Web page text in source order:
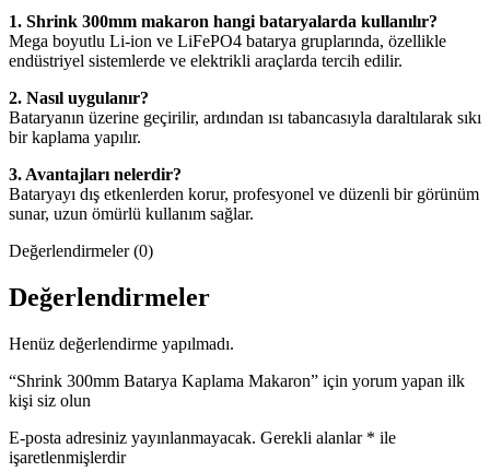
1. Shrink 300mm makaron hangi bataryalarda kullanılır?
Mega boyutlu Li-ion ve LiFePO4 batarya gruplarında, özellikle
endüstriyel sistemlerde ve elektrikli araçlarda tercih edilir.
2. Nasıl uygulanır?
Bataryanın üzerine geçirilir, ardından ısı tabancasıyla daraltılarak sıkı
bir kaplama yapılır.
3. Avantajları nelerdir?
Bataryayı dış etkenlerden korur, profesyonel ve düzenli bir görünüm
sunar, uzun ömürlü kullanım sağlar.
Değerlendirmeler (0)
Değerlendirmeler
Henüz değerlendirme yapılmadı.
“Shrink 300mm Batarya Kaplama Makaron” için yorum yapan ilk
kişi siz olun
E-posta adresiniz yayınlanmayacak. Gerekli alanlar * ile
işaretlenmişlerdir